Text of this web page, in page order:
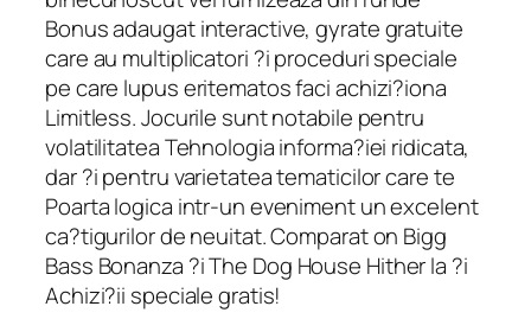
Bonus adaugat interactive, gyrate gratuite
care au multiplicatori ?i proceduri speciale
pe care lupus eritematos faci achizi?iona
Limitless. Jocurile sunt notabile pentru
volatilitatea Tehnologia informa?iei ridicata,
dar ?i pentru varietatea tematicilor care te
Poarta logica intr-un eveniment un excelent
ca?tigurilor de neuitat. Comparat on Bigg
Bass Bonanza ?i The Dog House Hither la ?i
Achizi?ii speciale gratis!